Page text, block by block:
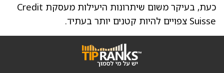
כעת, בעיקר משום שיתרונות היעילות מעסקת Credit
Suisse צפויים להיות קטנים יותר בעתיד.